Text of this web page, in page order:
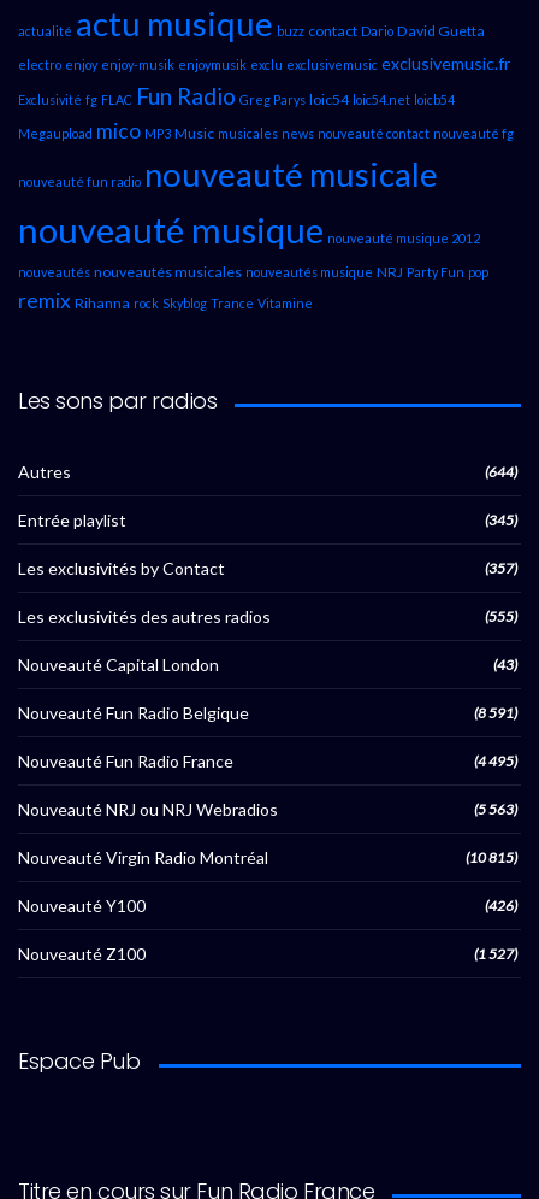
actualité actu musique buzz contact Dario David Guetta
electro enjoy enjoy-musik enjoymusik exclu exclusivemusic exclusivemusic.fr
Exclusivité fg FLAC Fun Radio Greg Parys loic54 loic54.net loicb54
Megaupload mico MP3 Music musicales news nouveauté contact nouveauté fg
nouveauté fun radio nouveauté musicale
nouveauté musique nouveauté musique 2012
nouveautés nouveautés musicales nouveautés musique NRJ Party Fun pop
remix Rihanna rock Skyblog Trance Vitamine
Les sons par radios
Autres (644)
Entrée playlist (345)
Les exclusivités by Contact (357)
Les exclusivités des autres radios (555)
Nouveauté Capital London (43)
Nouveauté Fun Radio Belgique (8 591)
Nouveauté Fun Radio France (4 495)
Nouveauté NRJ ou NRJ Webradios (5 563)
Nouveauté Virgin Radio Montréal (10 815)
Nouveauté Y100 (426)
Nouveauté Z100 (1 527)
Espace Pub
Titre en cours sur Fun Radio France